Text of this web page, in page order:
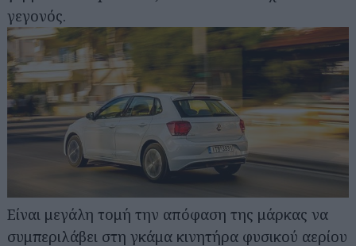
γεγονός.
Είναι μεγάλη τομή την απόφαση της μάρκας να
συμπεριλάβει στη γκάμα κινητήρα φυσικού αερίου